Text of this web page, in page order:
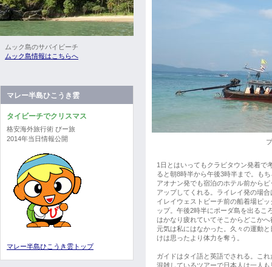
1日とはいってもクラビタウン発着で
ると朝8時半から午後3時半まで。も
アオナン発でも宿泊のホテル前からピ
アップしてくれる。ライレイ発の場合
イレイウェストビーチ前の船着場ピッ
ップ。午後2時半にポーダ島を出るこ
はかなり疲れていてそこからどこかへ
元気は私にはなかった。久々の運動と
けは思ったより体力を奪う。
ガイドはタイ語と英語でされる。これ
混雑しているツアーで日本人は一人も
ムック島のサバイビーチ
ムック島情報はこちらへ
マレー半島ひこうき雲
タイビーチでクリスマス
格安海外旅行術 びー旅
2014年当日情報公開
マレー半島ひこうき雲トップ